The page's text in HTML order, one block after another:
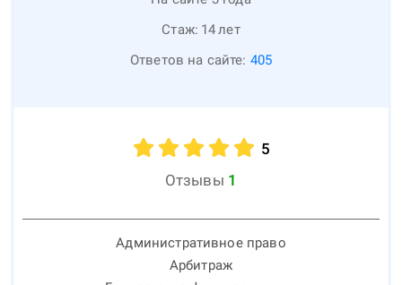
Стаж: 14лет
Ответов на сайте: 405
5
Отзывы 1
Административное право
Арбитраж